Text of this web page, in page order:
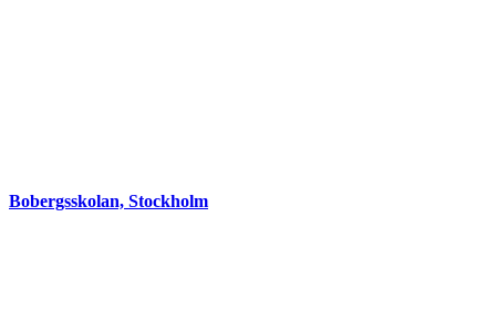
Bobergsskolan, Stockholm